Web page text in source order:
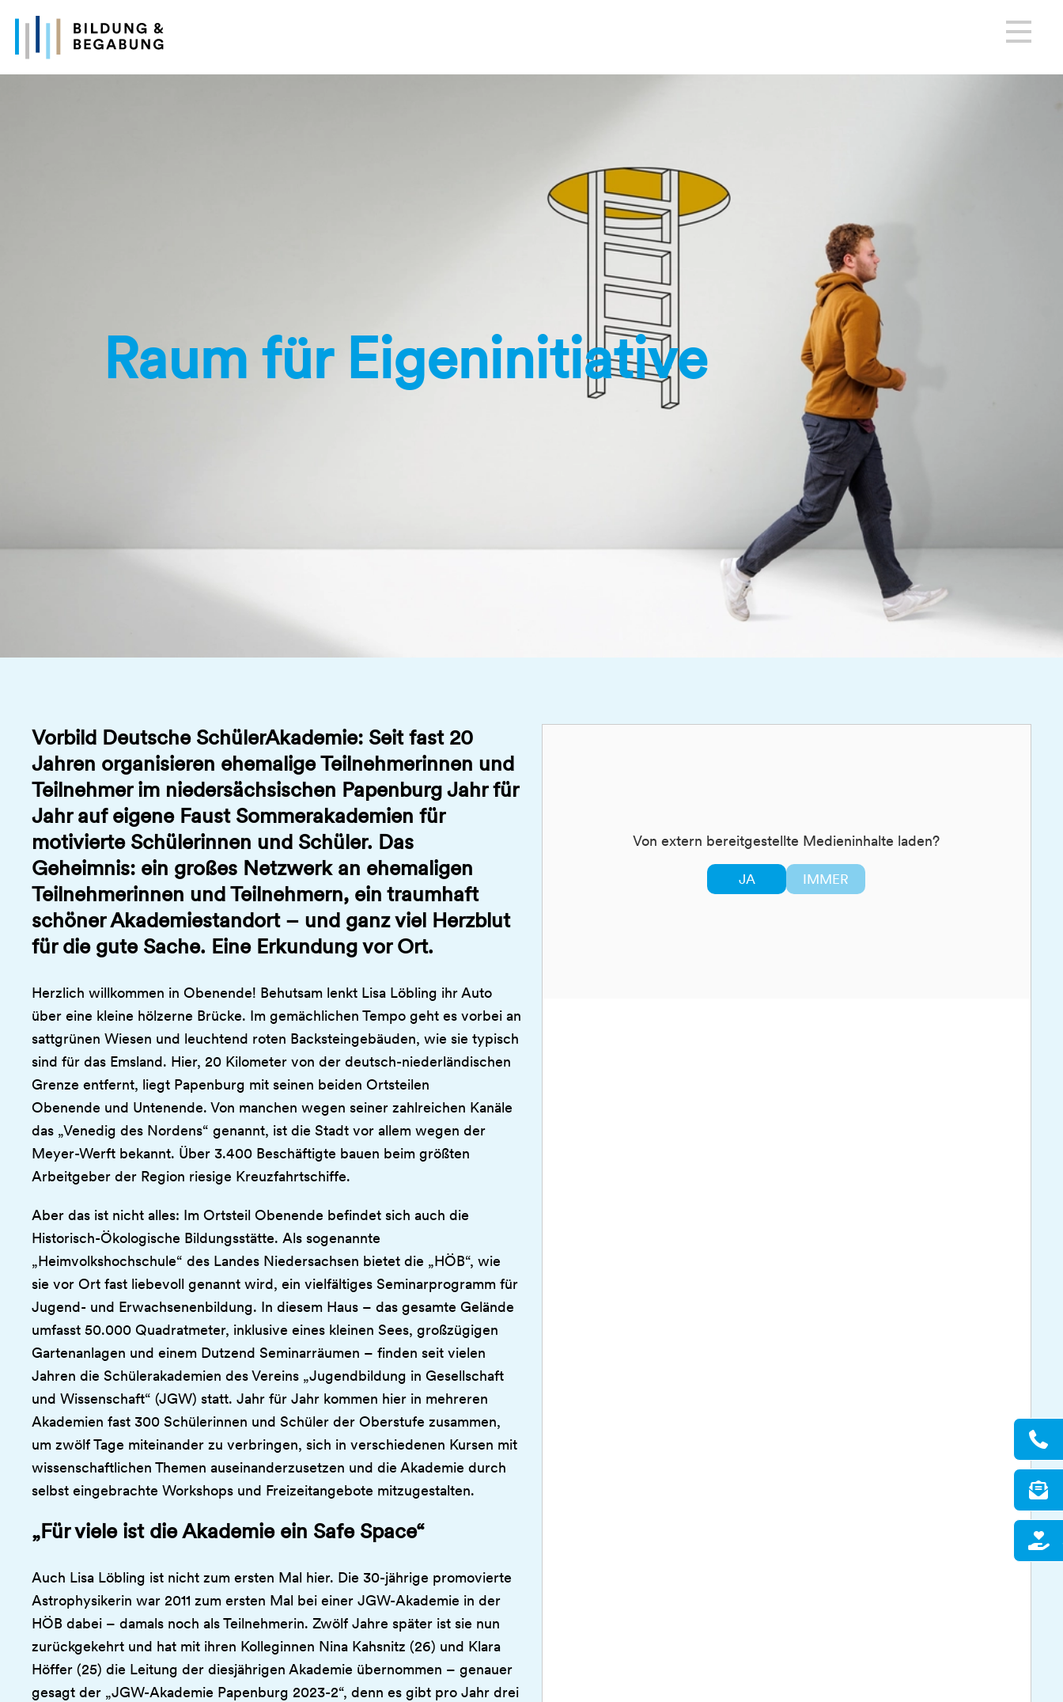
Raum für Eigeninitiative
Vorbild Deutsche SchülerAkademie: Seit fast 20
Jahren organisieren ehemalige Teilnehmerinnen und
Teilnehmer im niedersächsischen Papenburg Jahr für
Jahr auf eigene Faust Sommerakademien für
motivierte Schülerinnen und Schüler. Das
Geheimnis: ein großes Netzwerk an ehemaligen
Teilnehmerinnen und Teilnehmern, ein traumhaft
schöner Akademiestandort – und ganz viel Herzblut
für die gute Sache. Eine Erkundung vor Ort.
Herzlich willkommen in Obenende! Behutsam lenkt Lisa Löbling ihr Auto
über eine kleine hölzerne Brücke. Im gemächlichen Tempo geht es vorbei an
sattgrünen Wiesen und leuchtend roten Backsteingebäuden, wie sie typisch
sind für das Emsland. Hier, 20 Kilometer von der deutsch-niederländischen
Grenze entfernt, liegt Papenburg mit seinen beiden Ortsteilen
Obenende und Untenende. Von manchen wegen seiner zahlreichen Kanäle
das „Venedig des Nordens“ genannt, ist die Stadt vor allem wegen der
Meyer-Werft bekannt. Über 3.400 Beschäftigte bauen beim größten
Arbeitgeber der Region riesige Kreuzfahrtschiffe.
Aber das ist nicht alles: Im Ortsteil Obenende befindet sich auch die
Historisch-Ökologische Bildungsstätte. Als sogenannte
„Heimvolkshochschule“ des Landes Niedersachsen bietet die „HÖB“, wie
sie vor Ort fast liebevoll genannt wird, ein vielfältiges Seminarprogramm für
Jugend- und Erwachsenenbildung. In diesem Haus – das gesamte Gelände
umfasst 50.000 Quadratmeter, inklusive eines kleinen Sees, großzügigen
Gartenanlagen und einem Dutzend Seminarräumen – finden seit vielen
Jahren die Schülerakademien des Vereins „Jugendbildung in Gesellschaft
und Wissenschaft“ (JGW) statt. Jahr für Jahr kommen hier in mehreren
Akademien fast 300 Schülerinnen und Schüler der Oberstufe zusammen,
um zwölf Tage miteinander zu verbringen, sich in verschiedenen Kursen mit
wissenschaftlichen Themen auseinanderzusetzen und die Akademie durch
selbst eingebrachte Workshops und Freizeitangebote mitzugestalten.
„Für viele ist die Akademie ein Safe Space“
Auch Lisa Löbling ist nicht zum ersten Mal hier. Die 30-jährige promovierte
Astrophysikerin war 2011 zum ersten Mal bei einer JGW-Akademie in der
HÖB dabei – damals noch als Teilnehmerin. Zwölf Jahre später ist sie nun
zurückgekehrt und hat mit ihren Kolleginnen Nina Kahsnitz (26) und Klara
Höffer (25) die Leitung der diesjährigen Akademie übernommen – genauer
gesagt der „JGW-Akademie Papenburg 2023-2“, denn es gibt pro Jahr drei
Von extern bereitgestellte Medieninhalte laden?
JA IMMER